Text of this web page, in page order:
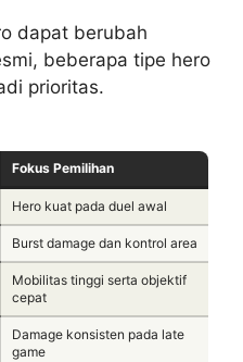
dapat berubah
beberapa tipe hero
prioritas.
Fokus Pemilihan
Hero kuat pada duel awal
Burst damage dan kontrol area
Mobilitas tinggi serta objektif
cepat
Damage konsisten pada late
game